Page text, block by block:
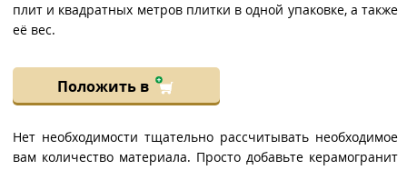
плит и квадратных метров плитки в одной упаковке, а также
её вес.
Положить в
Нет необходимости тщательно рассчитывать необходимое
вам количество материала. Просто добавьте керамогранит